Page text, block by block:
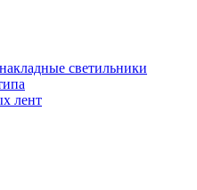
светильники
лент